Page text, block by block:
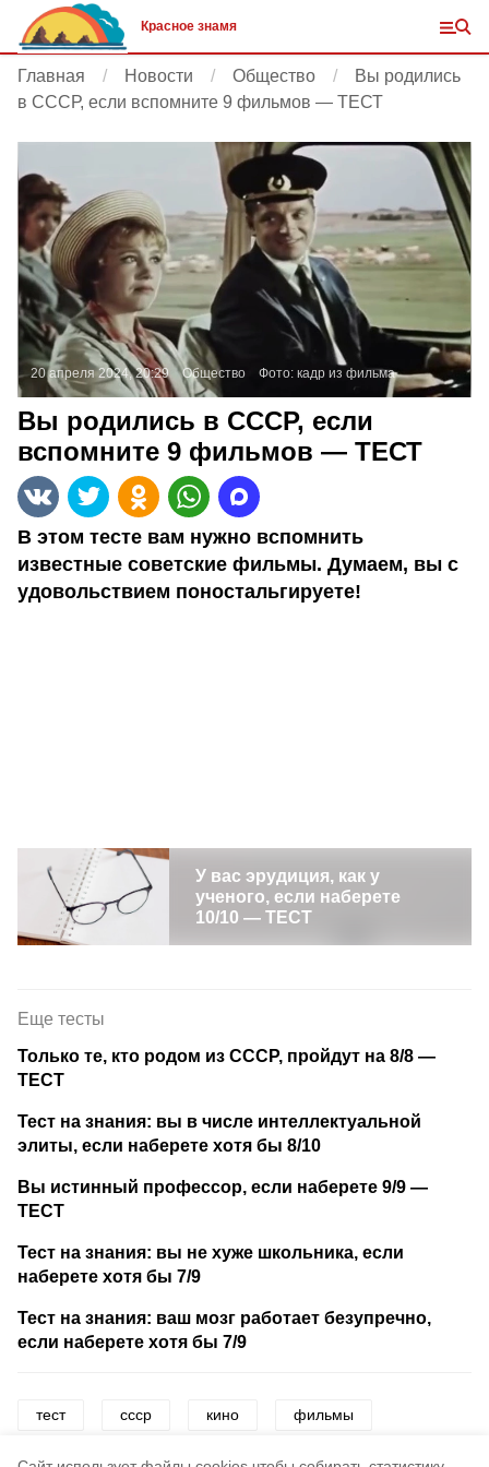
Красное знамя
Главная Новости Общество
Вы родились
в СССР, если вспомните 9 фильмов — ТЕСТ
20 апреля 2024, 20:29 Общество Фото: кадр из фильма
Вы родились в СССР, если
вспомните 9 фильмов — ТЕСТ
В этом тесте вам нужно вспомнить
известные советские фильмы. Думаем, вы с
удовольствием поностальгируете!
У вас эрудиция, как у
ученого, если наберете
10/10 — ТЕСТ
Еще тесты
Только те, кто родом из СССР, пройдут на 8/8 —
ТЕСТ
Тест на знания: вы в числе интеллектуальной
элиты, если наберете хотя бы 8/10
Вы истинный профессор, если наберете 9/9 —
ТЕСТ
Тест на знания: вы не хуже школьника, если
наберете хотя бы 7/9
Тест на знания: ваш мозг работает безупречно,
если наберете хотя бы 7/9
тест ссср кино фильмы